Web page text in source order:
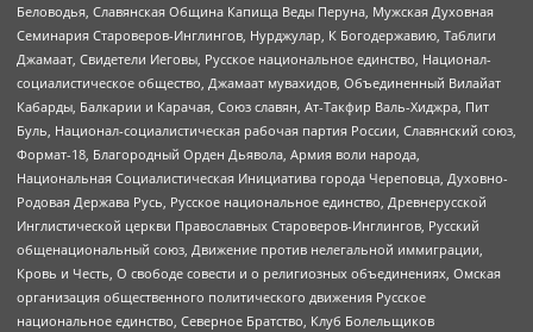
Беловодья, Славянская Община Капища Веды Перуна, Мужская Духовная
Семинария Староверов-Инглингов, Нурджулар, К Богодержавию, Таблиги
Джамаат, Свидетели Иеговы, Русское национальное единство, Национал-
социалистическое общество, Джамаат мувахидов, Объединенный Вилайат
Кабарды, Балкарии и Карачая, Союз славян, Ат-Такфир Валь-Хиджра, Пит
Буль, Национал-социалистическая рабочая партия России, Славянский союз,
Формат-18, Благородный Орден Дьявола, Армия воли народа,
Национальная Социалистическая Инициатива города Череповца, Духовно-
Родовая Держава Русь, Русское национальное единство, Древнерусской
Инглистической церкви Православных Староверов-Инглингов, Русский
общенациональный союз, Движение против нелегальной иммиграции,
Кровь и Честь, О свободе совести и о религиозных объединениях, Омская
организация общественного политического движения Русское
национальное единство, Северное Братство, Клуб Болельщиков